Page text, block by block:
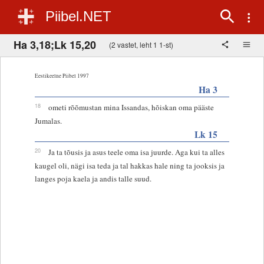
Piibel.NET
Ha 3,18;Lk 15,20 (2 vastet, leht 1 1-st)
Eestikeelne Piibel 1997
Ha 3
18
ometi rõõmustan mina Issandas, hõiskan oma pääste
Jumalas.
Lk 15
20
Ja ta tõusis ja asus teele oma isa juurde. Aga kui ta alles
kaugel oli, nägi isa teda ja tal hakkas hale ning ta jooksis ja
langes poja kaela ja andis talle suud.